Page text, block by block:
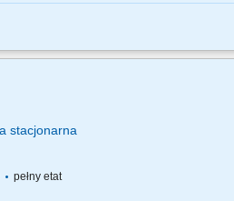
wykonywanie prac związanych z
stacjonarna
pełny etat